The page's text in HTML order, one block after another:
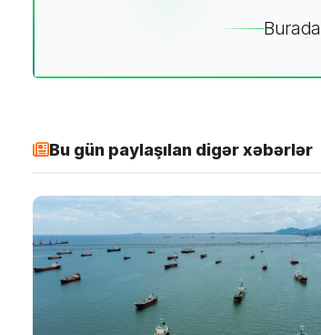
Burada
Bu gün paylaşılan digər xəbərlər